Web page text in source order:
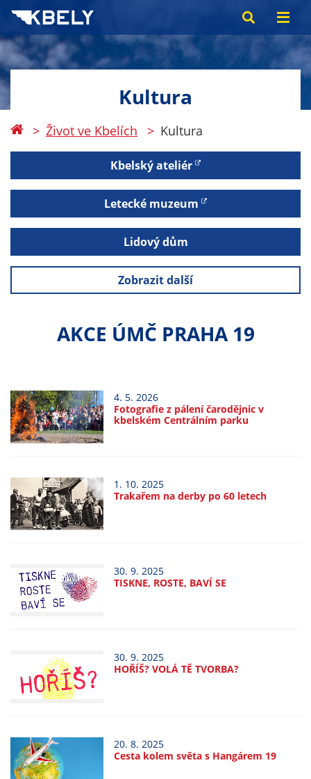
Kultura
Život ve Kbelích Kultura
Kbelský ateliér
Letecké muzeum
Lidový dům
Zobrazit další
AKCE ÚMČ PRAHA 19
4. 5. 2026
Fotografie z pálení čarodějnic v
kbelském Centrálním parku
1. 10. 2025
Trakařem na derby po 60 letech
30. 9. 2025
TISKNE, ROSTE, BAVÍ SE
30. 9. 2025
HOŘÍŠ? VOLÁ TĚ TVORBA?
20. 8. 2025
Cesta kolem světa s Hangárem 19
cookies
fungování
webu a všech
Váš souhlas s
tohoto důvodu
deaktivovány
cookies